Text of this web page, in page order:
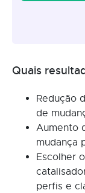
Quais
Redução
de
Aumento
mudança
Escolher
perfis e